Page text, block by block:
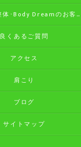
新潟市の整体･Body Dreamのお客様の声
良くあるご質問
アクセス
肩こり
ブログ
サイトマップ